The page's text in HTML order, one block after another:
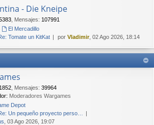
- Die Kneipe
Mensajes: 107991
El Mercadillo
Tomate un KitKat por Vladimir, 02 Ago 2026, 18:14
1852 Mensajes: 39964
Moderadores Wargames
Depot
Un pequeño proyecto perso…
, 03 Ago 2026, 19:07